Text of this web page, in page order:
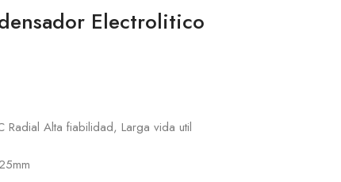
Electrolitico
Radial Alta fiabilidad, Larga vida util